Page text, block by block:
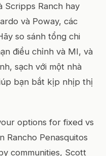
Scripps Ranch hay
và Poway, các
so sánh tổng chi
điều chỉnh và MI, và
sạch với một nhà
bạn bắt kịp nhịp thị
options for fixed vs
Rancho Penasquitos
communities, Scott